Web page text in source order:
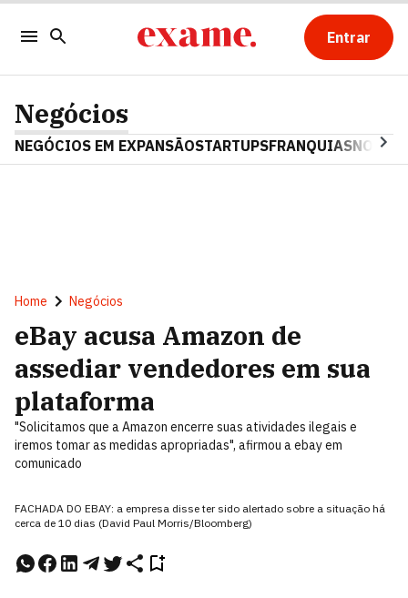
Entrar
Negócios
NEGÓCIOS EM EXPANSÃOSTARTUPSFRANQUIAS
Home Negócios
eBay acusa Amazon de
assediar vendedores em sua
plataforma
"Solicitamos que a Amazon encerre suas atividades ilegais e
iremos tomar as medidas apropriadas", afirmou a ebay em
comunicado
FACHADA DO EBAY: a empresa disse ter sido alertado sobre a situação há
cerca de 10 dias (David Paul Morris/Bloomberg)